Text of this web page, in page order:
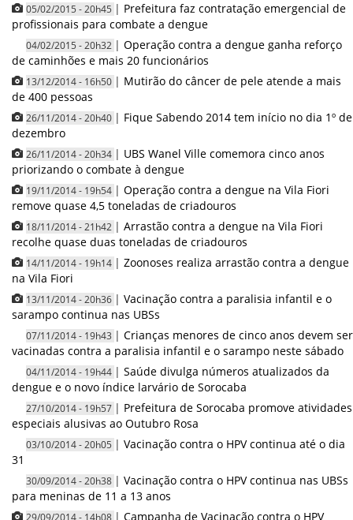
05/02/2015 - 20h45 | Prefeitura faz contratação emergencial de
profissionais para combate a dengue
04/02/2015 - 20h32 | Operação contra a dengue ganha reforço
de caminhões e mais 20 funcionários
13/12/2014 - 16h50 | Mutirão do câncer de pele atende a mais
de 400 pessoas
26/11/2014 - 20h40 | Fique Sabendo 2014 tem início no dia 1º de
dezembro
26/11/2014 - 20h34 | UBS Wanel Ville comemora cinco anos
priorizando o combate à dengue
19/11/2014 - 19h54 | Operação contra a dengue na Vila Fiori
remove quase 4,5 toneladas de criadouros
18/11/2014 - 21h42 | Arrastão contra a dengue na Vila Fiori
recolhe quase duas toneladas de criadouros
14/11/2014 - 19h14 | Zoonoses realiza arrastão contra a dengue
na Vila Fiori
13/11/2014 - 20h36 | Vacinação contra a paralisia infantil e o
sarampo continua nas UBSs
07/11/2014 - 19h43 | Crianças menores de cinco anos devem ser
vacinadas contra a paralisia infantil e o sarampo neste sábado
04/11/2014 - 19h44 | Saúde divulga números atualizados da
dengue e o novo índice larvário de Sorocaba
27/10/2014 - 19h57 | Prefeitura de Sorocaba promove atividades
especiais alusivas ao Outubro Rosa
03/10/2014 - 20h05 | Vacinação contra o HPV continua até o dia
31
30/09/2014 - 20h38 | Vacinação contra o HPV continua nas UBSs
para meninas de 11 a 13 anos
29/09/2014 - 14h08 | Campanha de Vacinação contra o HPV